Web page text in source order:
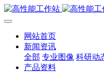
网站首页
新闻资讯
全部 专业图像 科研动
产品资料